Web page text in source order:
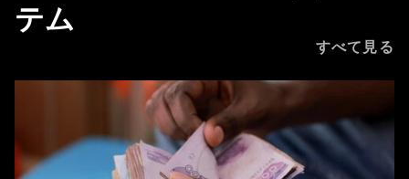
テム
すべて見る